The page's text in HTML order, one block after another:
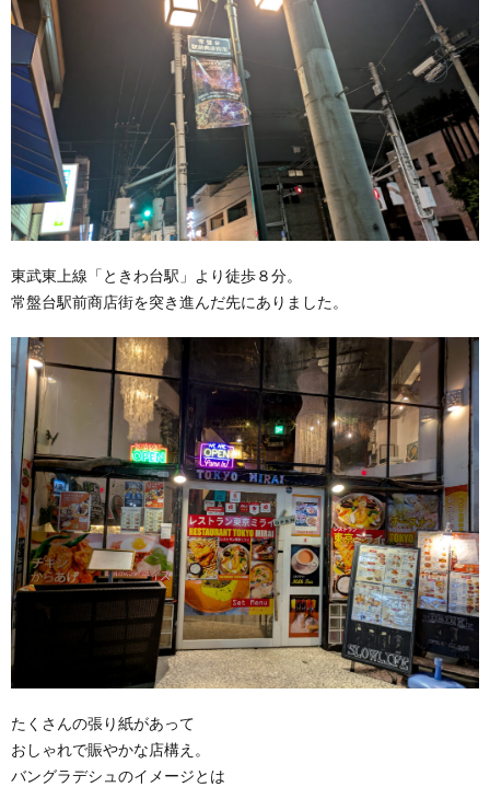
東武東上線「ときわ台駅」より徒歩８分。
常盤台駅前商店街を突き進んだ先にありました。
たくさんの張り紙があって
おしゃれで賑やかな店構え。
バングラデシュのイメージとは